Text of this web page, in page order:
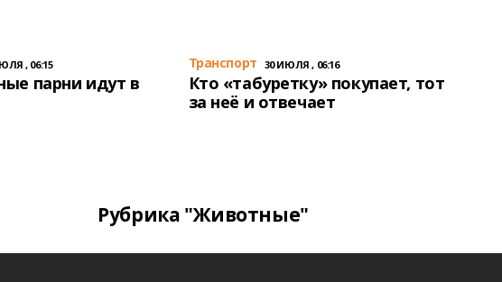
, 06:15
парни идут в
Транспорт 30 ИЮЛЯ , 06:16
Кто «табуретку» покупает, тот
за неё и отвечает
Рубрика "Животные"